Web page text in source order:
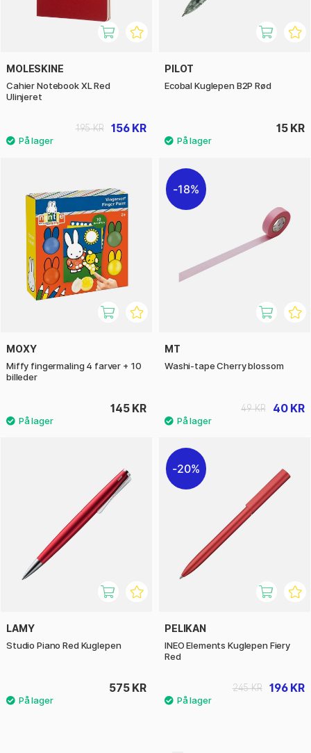
MOLESKINE
Cahier Notebook XL Red
Ulinjeret
156 KR
195 KR
PILOT
Ecobal Kuglepen B2P Rød
15 KR
MOXY
Miffy fingermaling 4 farver + 10
billeder
145 KR
18%
MT
Washi-tape Cherry blossom
40 KR
49 KR
LAMY
Studio Piano Red Kuglepen
575 KR
20%
PELIKAN
INEO Elements Kuglepen Fiery
Red
196 KR
245 KR